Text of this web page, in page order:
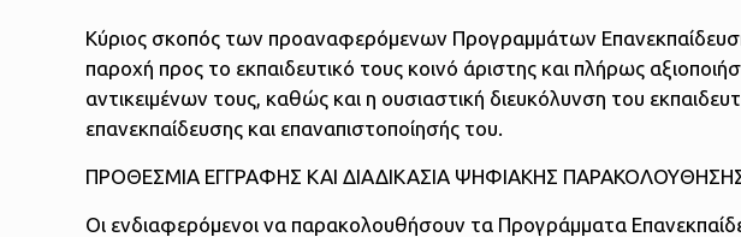
Κύριος σκοπός των προαναφερόμενων Προγραμμάτων
παροχή προς το εκπαιδευτικό τους κοινό άριστης και πλήρως
αντικειμένων τους, καθώς και η ουσιαστική διευκόλυνση του
επανεκπαίδευσης και επαναπιστοποίησής του.
ΠΡΟΘΕΣΜΙΑ ΕΓΓΡΑΦΗΣ ΚΑΙ ΔΙΑΔΙΚΑΣΙΑ ΨΗΦΙΑΚΗΣ
Οι ενδιαφερόμενοι να παρακολουθήσουν τα Προγράμματα